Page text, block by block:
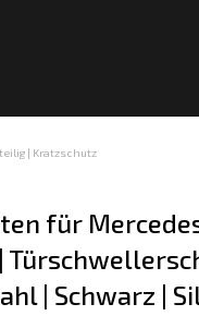
| Kratzschutz
für
| Schwarz |